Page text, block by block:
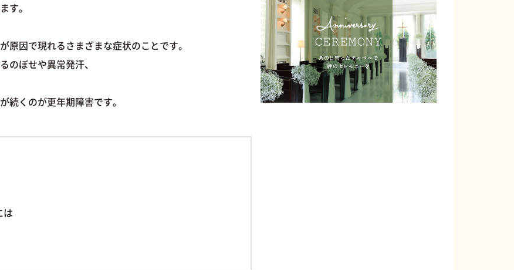
す。
因で現れるさまざまな症状のことです。
のぼせや異常発汗、
続くのが更年期障害です。
は